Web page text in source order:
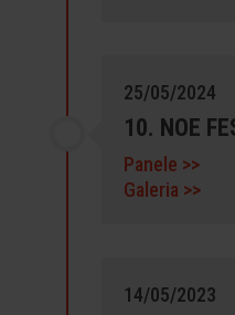
25/05/2024
10. NOE
Panele >>
Galeria >>
14/05/2023